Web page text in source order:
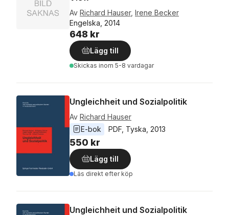
Av Richard Hauser, Irene Becker
Engelska, 2014
648 kr
Lägg till
Skickas inom 5-8 vardagar
Ungleichheit und Sozialpolitik
Av Richard Hauser
E-bok
PDF Tyska 2013
550 kr
Lägg till
Läs direkt efter köp
Ungleichheit und Sozialpolitik